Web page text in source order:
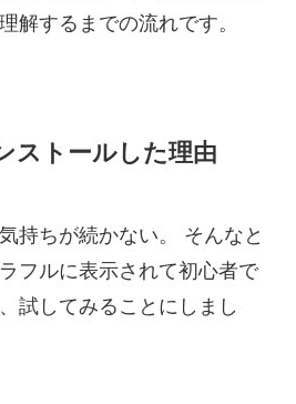
解するまでの流れです。
ストールした理由
持ちが続かない。 そんなと
フルに表示されて初心者で
試してみることにしまし